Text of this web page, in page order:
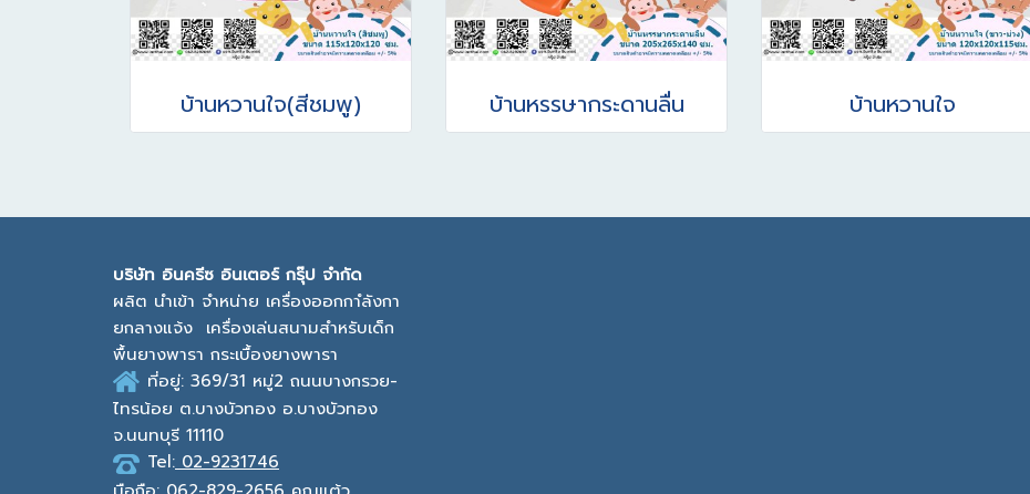
บ้านหวานใจ(สีชมพู) บ้านหรรษากระดานลื่น บ้านหวานใจ
บริษัท อินครีซ อินเตอร์ กรุ๊ป จำกัด
ผลิต นำเข้า จำหน่าย เครื่องออกกาํลังกา
ยกลางแจ้ง เครื่องเล่นสนามสำหรับเด็ก
พื้นยางพารา กระเบื้องยางพารา
ที่อยู่: 369/31 หมู่2 ถนนบางกรวย-
ไทรน้อย ต.บางบัวทอง อ.บางบัวทอง
จ.นนทบุรี 11110
Tel: 02-9231746